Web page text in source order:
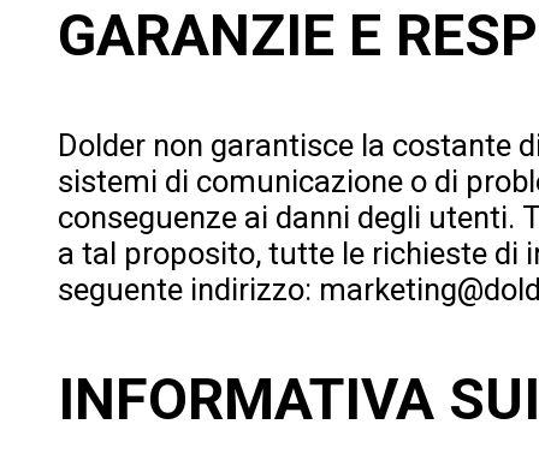
GARANZIE E
Dolder non garantisce la costante
sistemi di comunicazione o di
conseguenze ai danni degli utenti.
a tal proposito, tutte le richieste di
seguente indirizzo:
INFORMATIVA